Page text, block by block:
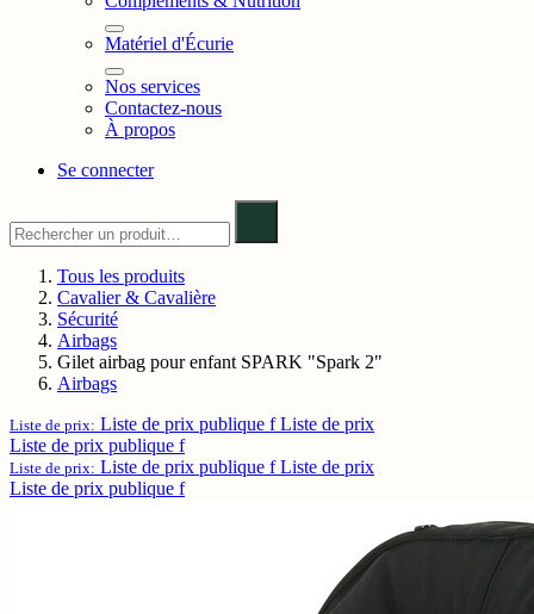
Matériel d'Écurie
Nos services
Contactez-nous
À propos
Se connecter
Tous les produits
Cavalier & Cavalière
Sécurité
Airbags
Gilet airbag pour enfant SPARK "Spark 2"
Airbags
Liste de prix: Liste de prix publique f Liste de prix
Liste de prix publique f
Liste de prix: Liste de prix publique f Liste de prix
Liste de prix publique f